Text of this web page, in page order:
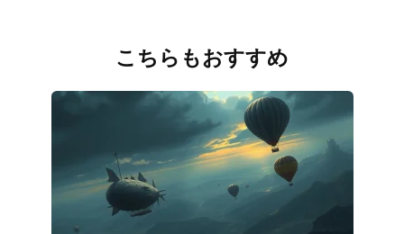
こちらもおすすめ